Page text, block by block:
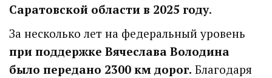
Саратовской области в 2025 году.
За несколько лет на федеральный уровень
при поддержке Вячеслава Володина
было передано 2300 км дорог. Благодаря